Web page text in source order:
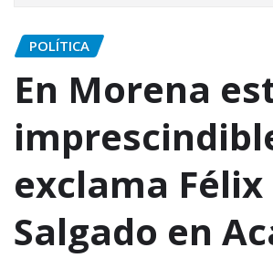
POLÍTICA
En Morena
exclama Félix
Salgado en